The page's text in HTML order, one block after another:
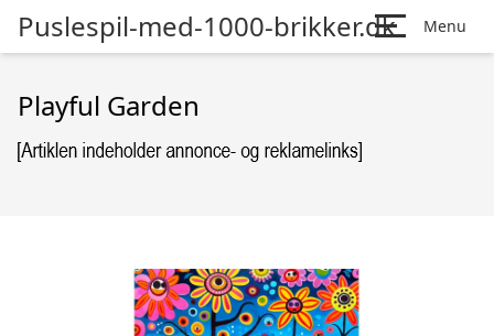
Puslespil-med-1000-brikker.dk Menu
Playful Garden